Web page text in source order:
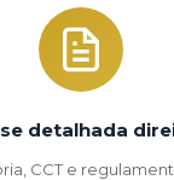
detalhada
CCT e